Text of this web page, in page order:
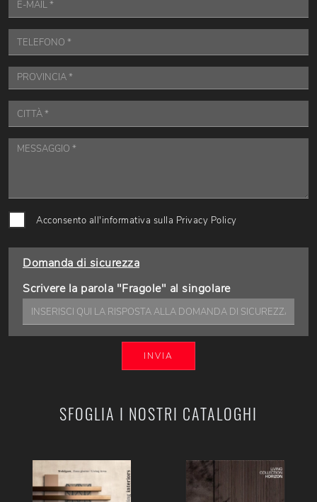
SFOGLIA I NOSTRI CATALOGHI
Acconsento all'informativa sulla Privacy Policy
Domanda di sicurezza
Scrivere la parola "Fragole" al singolare
INVIA